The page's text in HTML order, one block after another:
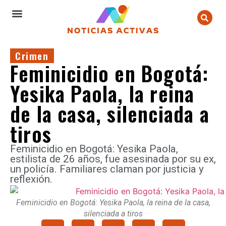
Crimen
Feminicidio en Bogotá:
Yesika Paola, la reina
de la casa, silenciada a
tiros
Feminicidio en Bogotá: Yesika Paola,
estilista de 26 años, fue asesinada por su ex,
un policía. Familiares claman por justicia y
reflexión.
Feminicidio en Bogotá: Yesika Paola, la reina de la casa,
silenciada a tiros